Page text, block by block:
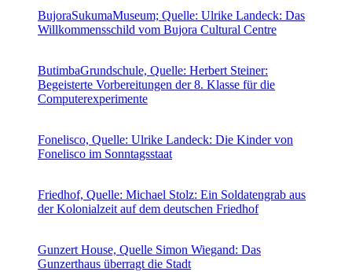
BujoraSukumaMuseum; Quelle: Ulrike Landeck: Das
Willkommensschild vom Bujora Cultural Centre
ButimbaGrundschule, Quelle: Herbert Steiner:
Begeisterte Vorbereitungen der 8. Klasse für die
Computerexperimente
Fonelisco, Quelle: Ulrike Landeck: Die Kinder von
Fonelisco im Sonntagsstaat
Friedhof, Quelle: Michael Stolz: Ein Soldatengrab aus
der Kolonialzeit auf dem deutschen Friedhof
Gunzert House, Quelle Simon Wiegand: Das
Gunzerthaus überragt die Stadt